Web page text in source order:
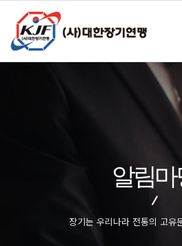
알림마
장기는 우리나라 전통의 고유